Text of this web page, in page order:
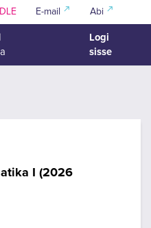
E-mail Abi
Logi
sisse
I (2026